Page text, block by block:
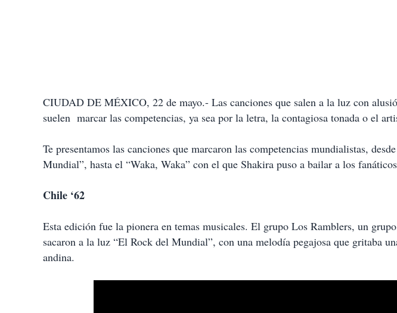
CIUDAD DE MÉXICO, 22 de mayo.- Las canciones que salen a la luz con
suelen marcar las competencias, ya sea por la letra, la contagiosa tonada o el
Te presentamos las canciones que marcaron las competencias mundialistas,
Mundial”, hasta el “Waka, Waka” con el que Shakira puso a bailar a los
Chile ‘62
Esta edición fue la pionera en temas musicales. El grupo Los Ramblers, un
sacaron a la luz “El Rock del Mundial”, con una melodía pegajosa que gritaba
andina.